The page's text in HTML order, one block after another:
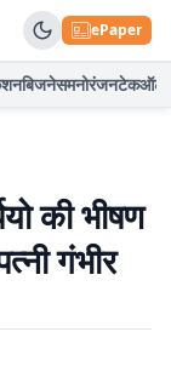
ePaper
बिजनेसमनोरंजनटेकऑटो
की भीषण
गंभीर